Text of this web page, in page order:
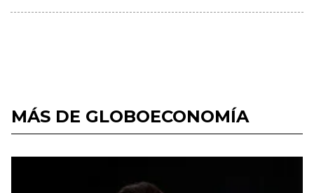
MÁS DE GLOBOECONOMÍA